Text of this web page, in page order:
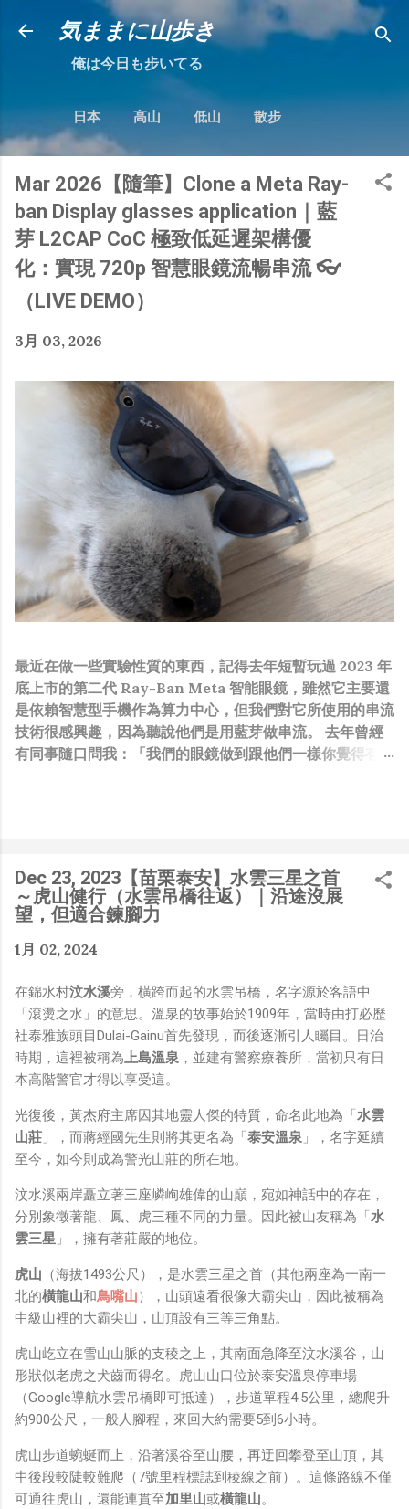
跳到主要內容
気ままに山歩き
俺は今日も步いてる
日本 高山 低山 散步
Mar 2026【隨筆】Clone a Meta Ray-
ban Display glasses application｜藍
芽 L2CAP CoC 極致低延遲架構優
化：實現 720p 智慧眼鏡流暢串流 👓
（LIVE DEMO）
3月 03, 2026
最近在做一些實驗性質的東西，記得去年短暫玩過 2023 年
底上市的第二代 Ray-Ban Meta 智能眼鏡，雖然它主要還
是依賴智慧型手機作為算力中心，但我們對它所使用的串流
技術很感興趣，因為聽說他們是用藍芽做串流。 去年曾經
有同事隨口問我：「我們的眼鏡做到跟他們一樣你覺得有可
人，那我還在這幹嘛？？？（笑）” 也記得更久以前，當我
們還在研究那個眼鏡時，常聽到像是：『 他們不知道用了
什麼黑科技 』，這類沒有建設性、不應該從 RD 嘴裡說出
來的話，而我也是不以為然。坦白講，以前每次只要聽到某
SW嘴砲經理（暫且以H君稱之），沒事就把『 黑科技 』
同樣身為RD，我只覺得 Shame on you！（打嘴炮、作
秀搶風頭、噁心帶風向、搞政治操作、把別人做事的成果搶
去幫自己抬轎、有鍋直接推給下屬扛、散佈同事私生活謠
言，還有職場霸凌，這些你他媽都頂級專業戶，除此之外沒
啥洨用了！） 一件理論上可以做到的事情，外行人的認知
被信息差，不懂加上沒實作能力去驗證，就什麼都變成黑科
技了（多黑？比巴西黑鮑魚還黑嗎？）。反重力技術說不定
也非啥黑科技，只是政府不讓你普通老百姓了解罷了。
Ray-ban Meta 的黑科技，講白了就是人家拉個百人團隊
在搞那支眼鏡，然後把軟體技能和硬體規格點滿，再加上極
致優化後的成果罷了！ 當時知道 Ray-Ban Meta 的智慧眼
鏡有塞入一個強大的 WiFi 6 晶片在裡面，一開始我猜測會
串流（確實 Meta 的智能眼鏡，在同步媒體時，會強制要
求開啟手機的 WiFi 開關，所以媒體同步應該是靠 WiFi 通
道做的），而去年初我也快速做了一個WiFi Direct 架構
來做 POC，確實傳輸效率非常快，幾百 MB 的大檔幾乎秒
級傳完，從眼鏡端將媒體串流到手機端更是不用說的順暢，
而且當時我們的媒體串流還是以未經編碼的方式傳透過
Socket 直接傳輸的（這表示傳輸時所需的頻寬會更大，功
Dec 23, 2023【苗栗泰安】水雲三星之首
～虎山健行（水雲吊橋往返）｜沿途沒展
望，但適合鍊腳力
1月 02, 2024
在錦水村汶水溪旁，橫跨而起的水雲吊橋，名字源於客語中
「滾燙之水」的意思。溫泉的故事始於1909年，當時由打必歷
社泰雅族頭目Dulai-Gainu首先發現，而後逐漸引人矚目。日治
時期，這裡被稱為 上島溫泉 ，並建有警察療養所，當初只有日
本高階警官才得以享受這。
光復後，黃杰府主席因其地靈人傑的特質，命名此地為「水雲
山莊 」，而蔣經國先生則將其更名為「泰安溫泉 」，名字延續
至今，如今則成為警光山莊的所在地。
汶水溪兩岸矗立著三座嶙峋雄偉的山巔，宛如神話中的存在，
分別象徵著龍、鳳、虎三種不同的力量。因此被山友稱為「水
雲三星 」，擁有著莊嚴的地位。
虎山 （海拔1493公尺），是水雲三星之首（其他兩座為一南一
北的橫龍山和鳥嘴山），山頭遠看很像大霸尖山，因此被稱為
中級山裡的大霸尖山，山頂設有三等三角點。
虎山屹立在雪山山脈的支稜之上，其南面急降至汶水溪谷，山
形狀似老虎之犬齒而得名。虎山山口位於泰安溫泉停車場
（Google導航水雲吊橋即可抵達），步道單程4.5公里，總爬升
約900公尺，一般人腳程，來回大約需要5到6小時。
虎山步道蜿蜒而上，沿著溪谷至山腰，再迂回攀登至山頂，其
中後段較陡較難爬（7號里程標誌到稜線之前）。這條路線不僅
可通往虎山，還能連貫至加里山或橫龍山。